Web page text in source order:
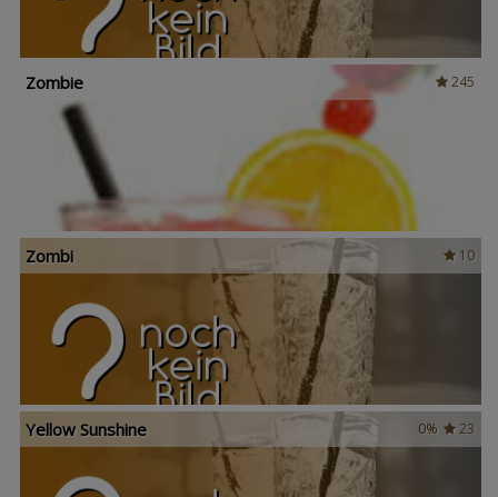
245
Zombie
10
Zombi
23
0%
Yellow Sunshine